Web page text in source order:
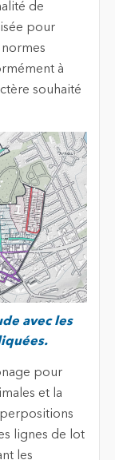
de
pour
à
souhaité
avec les
pour
et la
lignes de lot
les